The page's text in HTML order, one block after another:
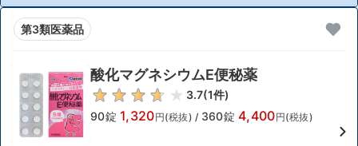
第3類医薬品
酸化マグネシウムE便秘薬
3.7(1件)
90錠 1,320円(税抜) / 360錠 4,400円(税抜)